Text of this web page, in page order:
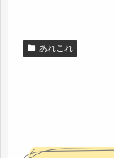
あれこれ